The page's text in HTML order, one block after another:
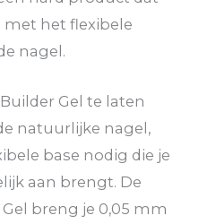
het flexibele
nagel.
Gel te laten
natuurlijke nagel,
base nodig die je
aan brengt. De
breng je 0,05 mm